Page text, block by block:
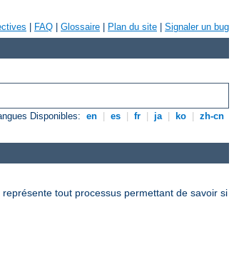
FAQ Glossaire Plan du site Signaler un bug
Disponibles: en es fr ja ko zh-cn
tout processus permettant de savoir si